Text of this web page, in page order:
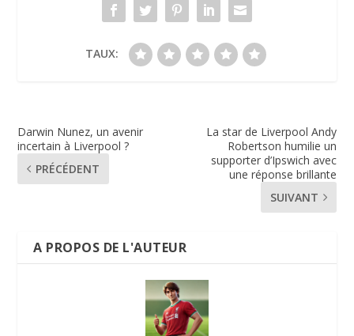
TAUX:
Darwin Nunez, un avenir
incertain à Liverpool ?
PRÉCÉDENT
La star de Liverpool Andy
Robertson humilie un
supporter d’Ipswich avec
une réponse brillante
SUIVANT
A PROPOS DE L'AUTEUR